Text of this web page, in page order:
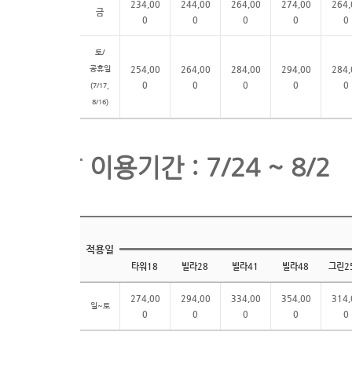
금
234,00
0
244,00
0
264,00
0
274,00
0
0
토/
공휴일
(7/17,
8/16)
254,00
0
264,00
0
284,00
0
294,00
0
0
이용기간 : 7/24 ~ 8/2
적용일
타워18 빌라28 빌라41 빌라48 그린
일~토
274,00
0
294,00
0
334,00
0
354,00
0
0